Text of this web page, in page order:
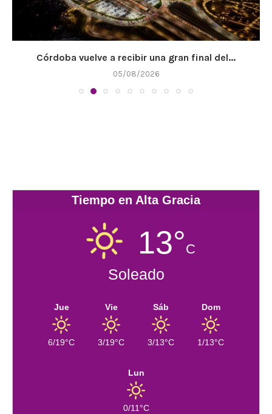
Córdoba vuelve a recibir una gran final del...
05/08/2026
Tiempo en Alta Gracia
13°C
Soleado
Jue
6/19°C
Vie
3/19°C
Sáb
3/13°C
Dom
1/13°C
Lun
0/11°C